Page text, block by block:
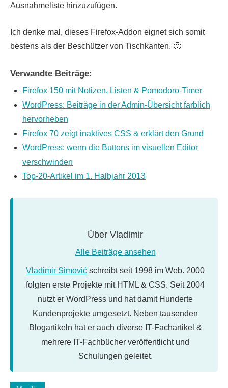
Ausnahmeliste hinzuzufügen.
Ich denke mal, dieses Firefox-Addon eignet sich somit
bestens als der Beschützer von Tischkanten. 🙂
Verwandte Beiträge:
Firefox 150 mit Notizen, Listen & Pomodoro-Timer
WordPress: Beiträge in der Admin-Übersicht farblich
hervorheben
Firefox 70 zeigt inaktives CSS & erklärt den Grund
WordPress: wenn die Buttons im visuellen Editor
verschwinden
Top-20-Artikel im 1. Halbjahr 2013
Über Vladimir
Alle Beiträge ansehen
Vladimir Simović schreibt seit 1998 im Web. 2000
folgten erste Projekte mit HTML & CSS. Seit 2004
nutzt er WordPress und hat damit Hunderte
Kundenprojekte umgesetzt. Neben tausenden
Blogartikeln hat er auch diverse IT-Fachartikel &
mehrere IT-Fachbücher veröffentlicht und
Schulungen geleitet.